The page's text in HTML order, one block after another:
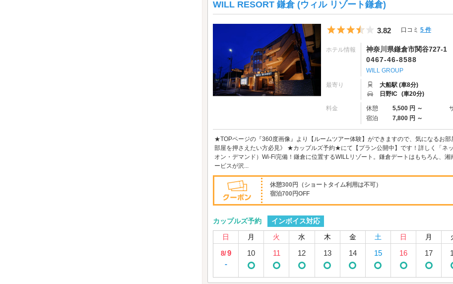
WILL RESORT 鎌倉 (ウィル リゾート鎌倉)
5つ星のうち3.5
3.82 口コミ 5 件
ホテル情報
神奈川県鎌倉市関谷727-1
0467-46-8588
WILL GROUP
最寄り
大船駅 (車8分)
日野IC (車20分)
料金 休憩 5,500 円 ～
宿泊
7,800 円 ～
★TOPページの『360度画像』より【ルームツアー体験】ができますので、気になるお部
部屋を押さえたい方必見》 ★カップルズ予約★にて【プラン公開中】です！詳しく「ネ
オン・デマンド）Wi-Fi完備！鎌倉に位置するWILLリゾート。鎌倉デートはもちろん、
ービスが沢...
休憩300円（ショートタイム利用は不可）
宿泊700円OFF
カップルズ予約
インボイス対応
日
月 火 水 木 金 土 日 月
8/9
-
10 11 12 13 14 15 16 17